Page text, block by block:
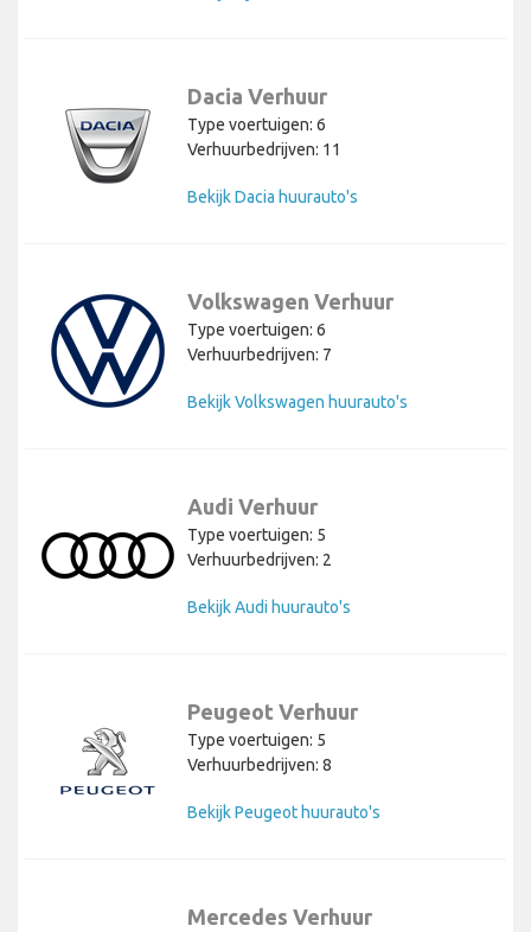
Dacia Verhuur
Type voertuigen: 6
Verhuurbedrijven: 11
Bekijk Dacia huurauto's
Volkswagen Verhuur
Type voertuigen: 6
Verhuurbedrijven: 7
Bekijk Volkswagen huurauto's
Audi Verhuur
Type voertuigen: 5
Verhuurbedrijven: 2
Bekijk Audi huurauto's
Peugeot Verhuur
Type voertuigen: 5
Verhuurbedrijven: 8
Bekijk Peugeot huurauto's
Mercedes Verhuur